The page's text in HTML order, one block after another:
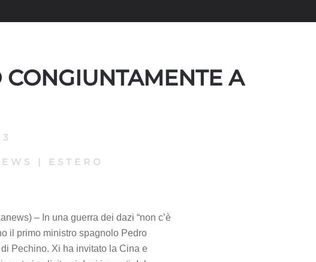
A
| ESTERO
– In una guerra dei dazi “non c’è
il primo ministro spagnolo Pedro
Pechino. Xi ha invitato la Cina e